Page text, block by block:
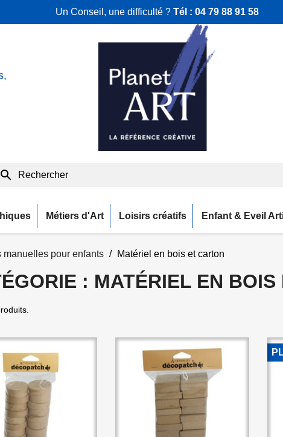
Un Conseil, une difficulté ? Tél : 04 79 88 91 58
search
Métiers d'Art Loisirs créatifs Enfant & Eveil
manuelles pour enfants Matériel en bois et carton
: MATÉRIEL EN BOIS